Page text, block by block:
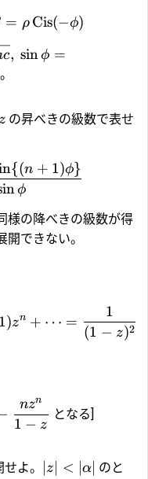
= ρ Cis(−ϕ)
c, sinϕ =
z の昇べきの級数で表せ
inϕ
n{(n + 1)ϕ}
様の降べきの級数が得
できない。
1)zn + ⋯ =
(1 − z)2
1
1 − z
nzn
となる]
よ。 z < α のと